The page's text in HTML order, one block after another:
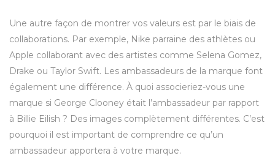
Une autre façon de montrer vos valeurs est par le biais de
collaborations. Par exemple, Nike parraine des athlètes ou
Apple collaborant avec des artistes comme Selena Gomez,
Drake ou Taylor Swift. Les ambassadeurs de la marque font
également une différence. À quoi associeriez-vous une
marque si George Clooney était l’ambassadeur par rapport
à Billie Eilish ? Des images complètement différentes. C’est
pourquoi il est important de comprendre ce qu’un
ambassadeur apportera à votre marque.